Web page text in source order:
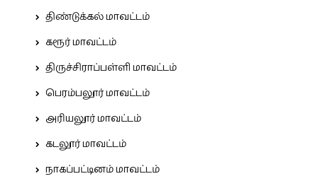
திண்டுக்கல் மாவட்டம்
கரூர் மாவட்டம்
திருச்சிராப்பள்ளி மாவட்டம்
பெரம்பலூர் மாவட்டம்
அரியலூர் மாவட்டம்
கடலூர் மாவட்டம்
நாகப்பட்டினம் மாவட்டம்